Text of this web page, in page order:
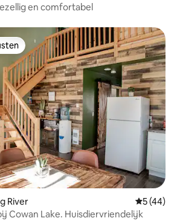
en comfortabel
River
5 (44)
Treeline Cottage bij Cowan Lake. Huisdiervriendelijk